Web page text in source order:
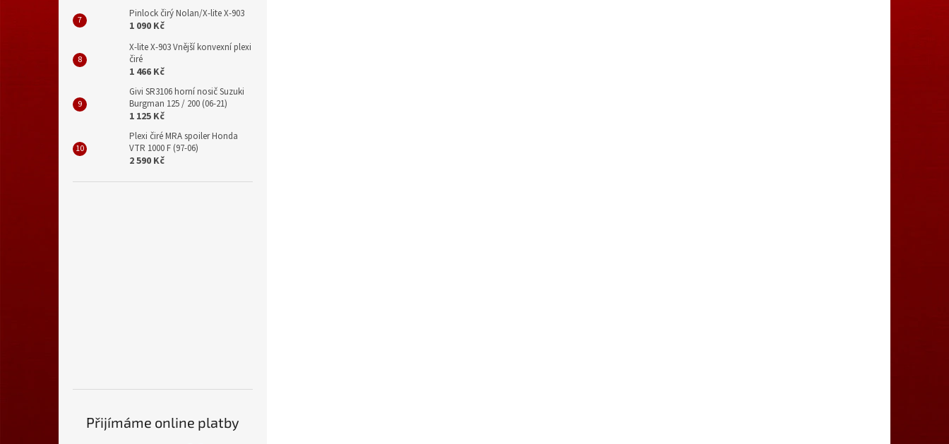
Pinlock čirý Nolan/X-lite X-903
1 090 Kč
X-lite X-903 Vnější konvexní plexi
čiré
1 466 Kč
Givi SR3106 horní nosič Suzuki
Burgman 125 / 200 (06-21)
1 125 Kč
Plexi čiré MRA spoiler Honda
VTR 1000 F (97-06)
2 590 Kč
Přijímáme online platby